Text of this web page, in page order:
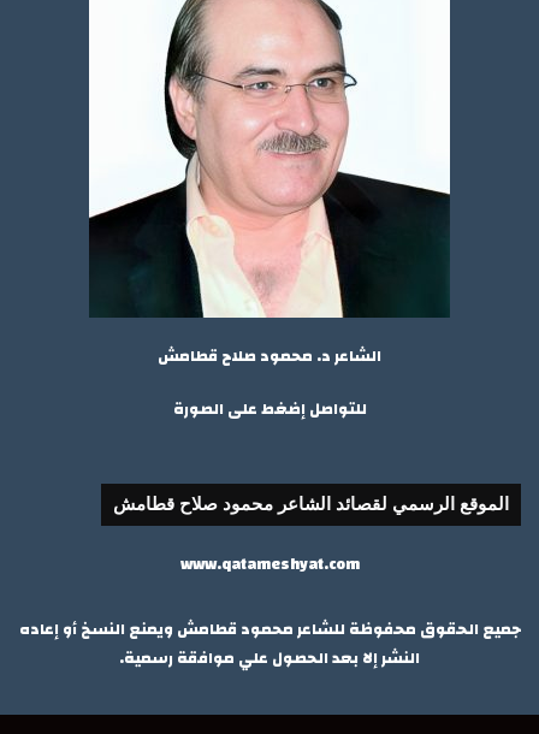
الشاعر د. محمود صلاح قطامش
للتواصل إضغط على الصورة
الموقع الرسمي لقصائد الشاعر محمود صلاح قطامش
www.qatameshyat.com
جميع الحقوق محفوظة للشاعر محمود قطامش ويمنع النسخ أو إعاده
النشر إلا بعد الحصول علي موافقة رسمية.